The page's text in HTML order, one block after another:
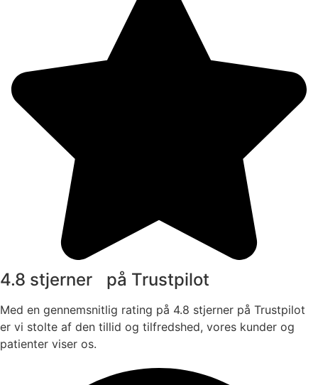
4.8 stjerner på Trustpilot
Med en gennemsnitlig rating på 4.8 stjerner på Trustpilot
er vi stolte af den tillid og tilfredshed, vores kunder og
patienter viser os.